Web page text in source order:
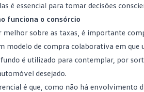
é essencial para tomar decisões
funciona o consórcio
melhor sobre as taxas, é importante
modelo de compra colaborativa em
fundo é utilizado para contemplar, por
desejado.
é que, como não há